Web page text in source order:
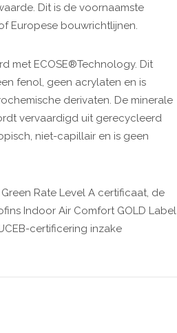
Dit is de voornaamste
Europese bouwrichtlijnen.
met ECOSE®Technology. Dit
fenol, geen acrylaten en is
derivaten. De minerale
vervaardigd uit gerecycleerd
niet-capillair en is geen
Rate Level A certificaat, de
Indoor Air Comfort GOLD Label
certificering inzake